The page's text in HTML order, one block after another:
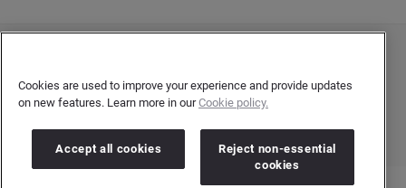
Company number: 03898053 | VAT number: 754 750 710
Cookies are used to improve your experience and provide updates
on new features. Learn more in ourCookie policy.
Accept all cookies
Reject non-essential
cookies